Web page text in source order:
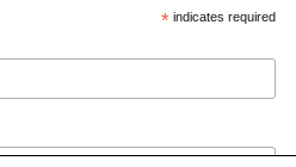
*indicates required